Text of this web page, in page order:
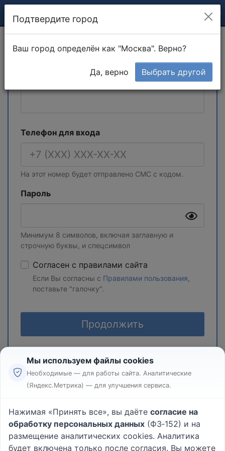
Компания
Телефон для входа
На этот номер будет отправлено СМС с кодом.
Пароль
Минимум 8 символов, включая заглавную и
строчную буквы, и спецсимвол
Согласен с правилами сайта
Если Вы согласны с Правилами пользования
поставьте "галочку".
Продолжить
Реклама
Пользовательское соглашение
Политика конфиденциальности
Вопрос - Ответ|О проекте
Подтвердите город
Ваш город определён как "Москва". Верно?
Да, верно Выбрать другой
Мы используем файлы cookies
Необходимые — для работы сайта. Аналитические
(Яндекс.Метрика) — для улучшения сервиса.
Нажимая «Принять все», вы даёте согласие на
обработку персональных данных (ФЗ‑152) и на
размещение аналитических cookies. Аналитика
будет включена только после согласия. Вы можете